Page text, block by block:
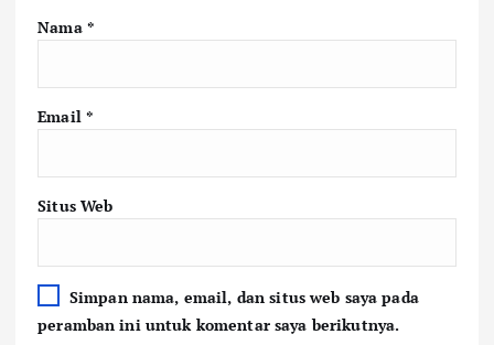
Nama *
Email *
Situs Web
Simpan nama, email, dan situs web saya pada
peramban ini untuk komentar saya berikutnya.